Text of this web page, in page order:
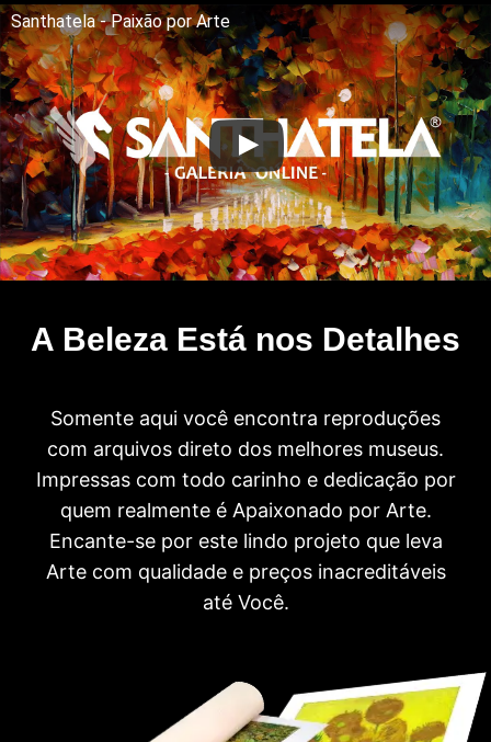
Santhatela - Paixão por Arte
A Beleza Está nos Detalhes
Somente aqui você encontra reproduções
com arquivos direto dos melhores museus.
Impressas com todo carinho e dedicação por
quem realmente é Apaixonado por Arte.
Encante-se por este lindo projeto que leva
Arte com qualidade e preços inacreditáveis
até Você.